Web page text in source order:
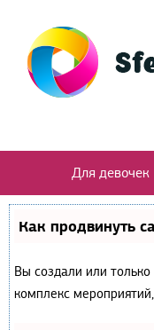
Для девочек
Как продвинуть
Вы создали или
комплекс